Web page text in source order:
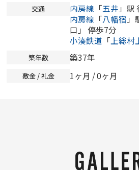
交通 内房線 「五井 」駅
内房線 「八幡宿 」
口」 停歩7分
小湊鉄道 「上総村
築年数 築37年
敷金 / 礼金 1ヶ月 /0ヶ月